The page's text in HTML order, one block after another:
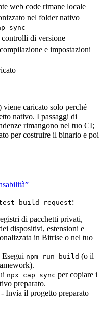
web code rimane locale
nel folder nativo
sync
controlli di versione
e impostazioni
caricato solo perché
nativo. I passaggi di
rimangono nel tuo CI;
per costruire il binario e poi
build request:
di pacchetti privati,
dispositivi, estensioni e
in Bitrise o nel tuo
Esegui npm run build (o il
npx cap sync per copiare i
preparato.
- Invia il progetto preparato